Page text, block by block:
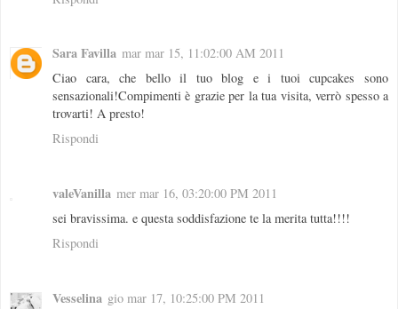
Sara Favilla mar mar 15, 11:02:00 AM 2011
Ciao cara, che bello il tuo blog e i tuoi cupcakes sono
sensazionali!Compimenti è grazie per la tua visita, verrò spesso a
trovarti! A presto!
Rispondi
valeVanilla mer mar 16, 03:20:00 PM 2011
sei bravissima. e questa soddisfazione te la merita tutta!!!!
Rispondi
Vesselina gio mar 17, 10:25:00 PM 2011